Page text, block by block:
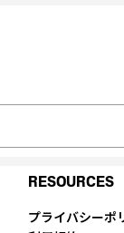
RESOURCES
プライバシーポ